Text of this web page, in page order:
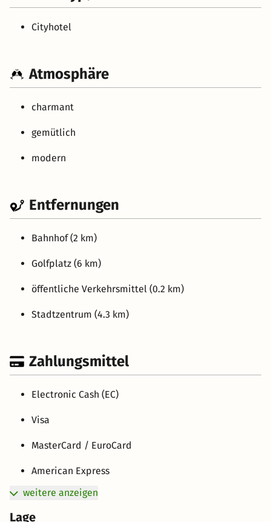
Cityhotel
Atmosphäre
charmant
gemütlich
modern
Entfernungen
Bahnhof (2 km)
Golfplatz (6 km)
öffentliche Verkehrsmittel (0.2 km)
Stadtzentrum (4.3 km)
Zahlungsmittel
Electronic Cash (EC)
Visa
MasterCard / EuroCard
American Express
weitere anzeigen
Lage